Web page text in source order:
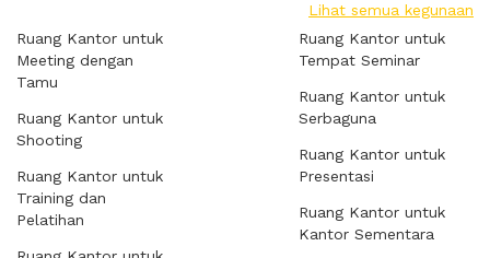
Lihat semua kegunaan
Ruang Kantor untuk
Meeting dengan
Tamu
Ruang Kantor untuk
Shooting
Ruang Kantor untuk
Training dan
Pelatihan
Ruang Kantor untuk
Tempat Seminar
Ruang Kantor untuk
Serbaguna
Ruang Kantor untuk
Presentasi
Ruang Kantor untuk
Kantor Sementara